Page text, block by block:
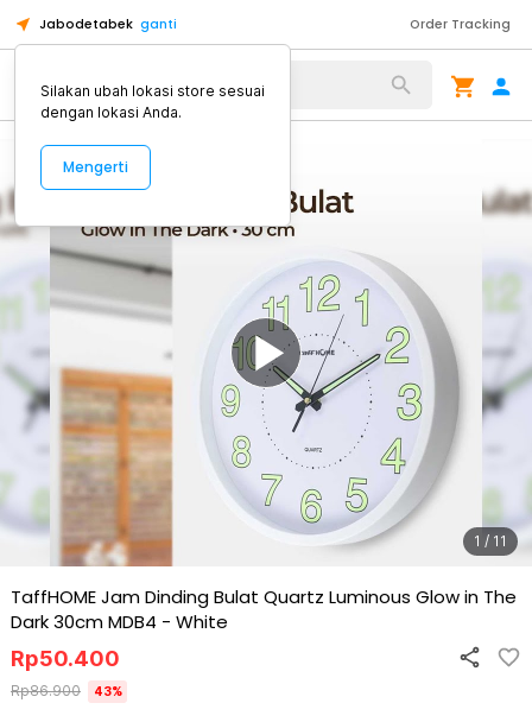
Jabodetabek ganti Order Tracking
Alat Kopi
1 / 11
TaffHOME Jam Dinding Bulat Quartz Luminous Glow in The
Dark 30cm MDB4 - White
Rp50.400
Rp86.900 43%
Silakan ubah lokasi store sesuai
dengan lokasi Anda.
Mengerti